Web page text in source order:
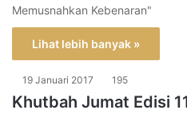
Memusnahkan Kebenaran"
Lihat lebih banyak »
19 Januari 2017 195
Khutbah Jumat Edisi